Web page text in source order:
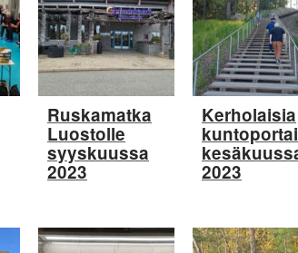
Ruskamatka
Luostolle
syyskuussa
2023
Kerholaisia
2023